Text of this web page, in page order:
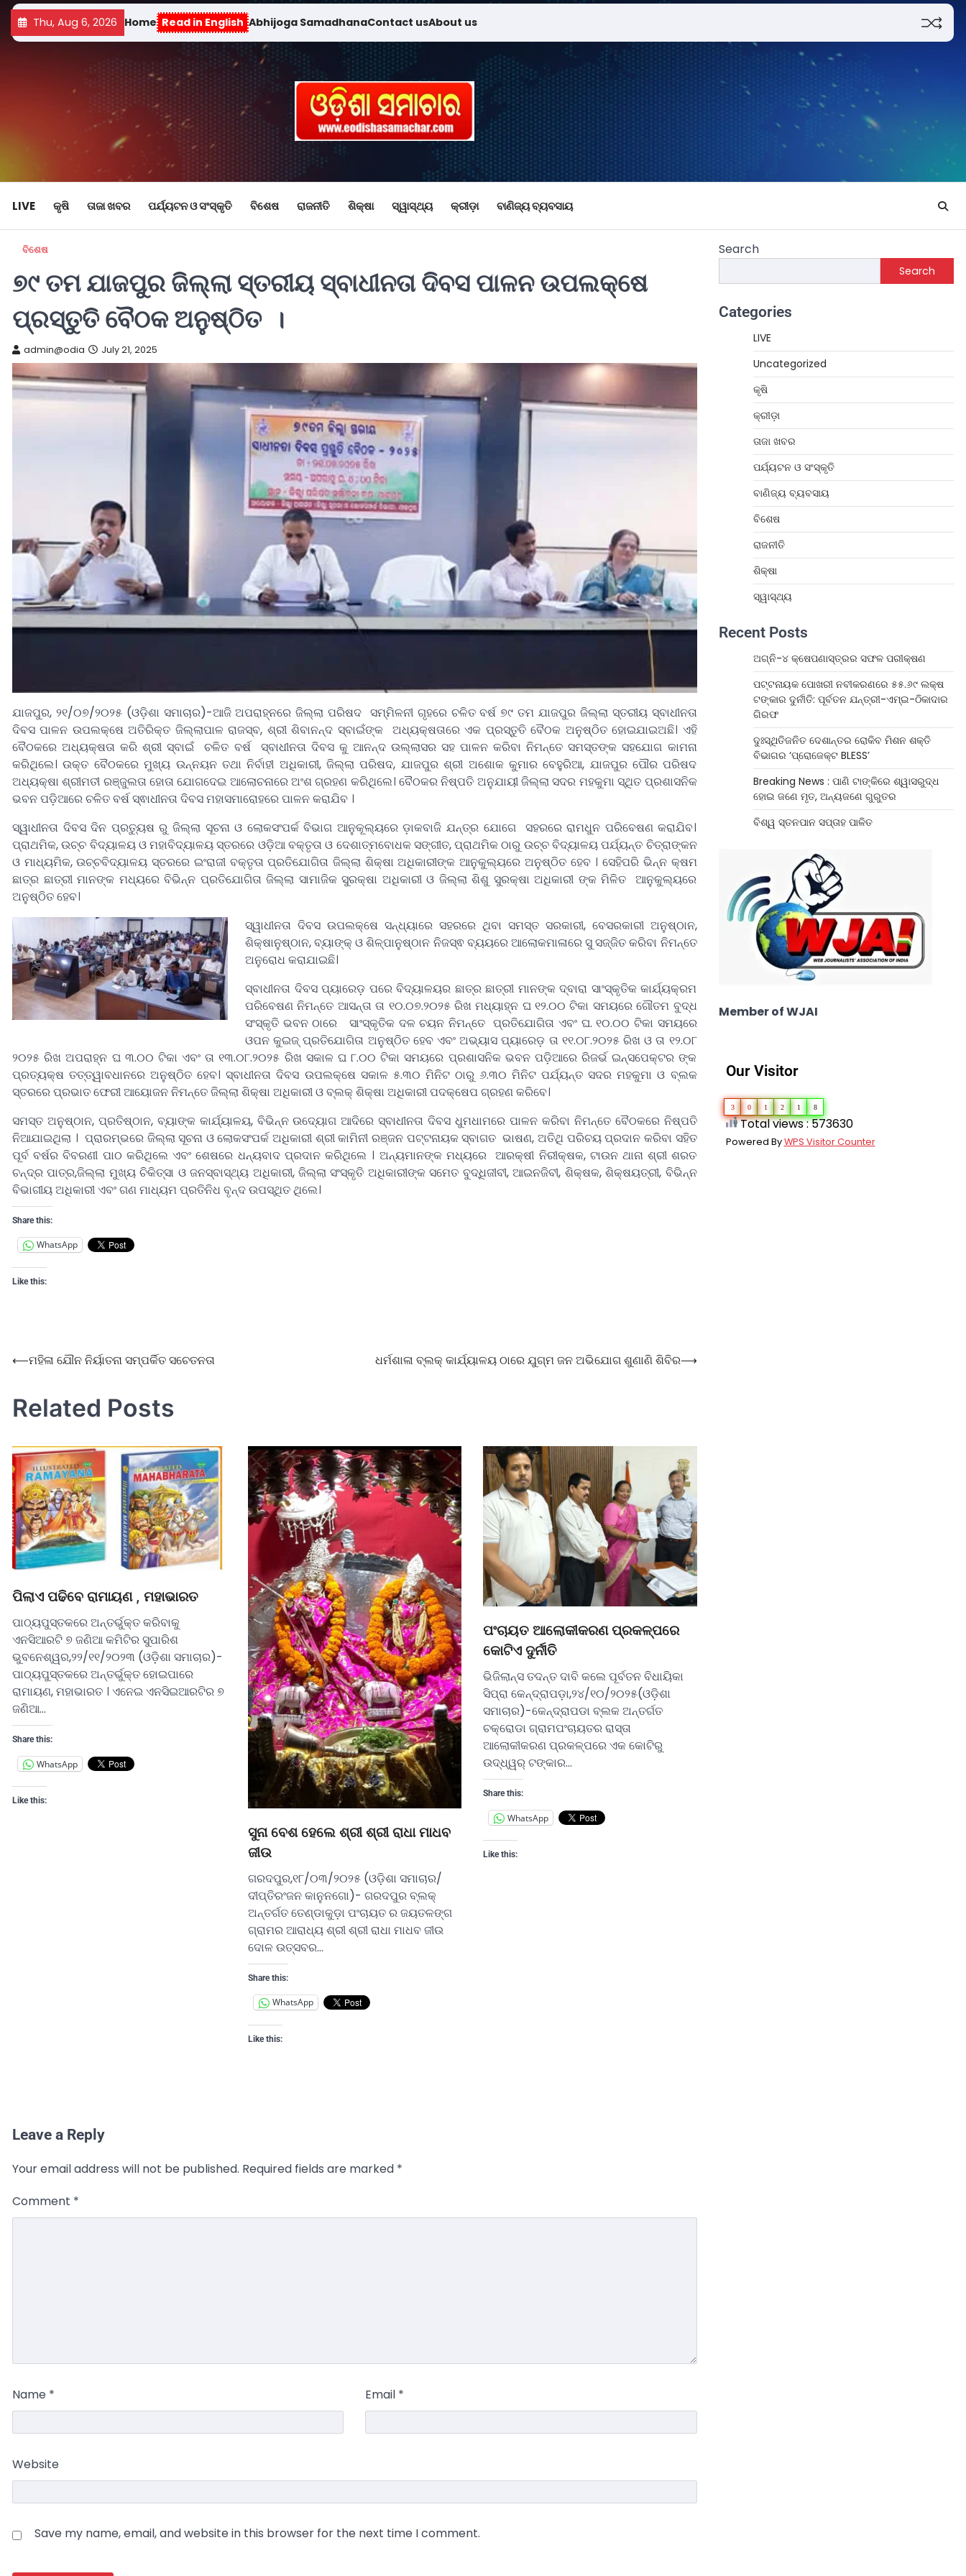
Thu, Aug 6, 2026 Home Read in English Abhijoga SamadhanaContact usAbout us
LIVE କୃଷି ତାଜା ଖବର ପର୍ଯ୍ୟଟନ ଓ ସଂସ୍କୃତି ବିଶେଷ ରାଜନୀତି ଶିକ୍ଷା ସ୍ୱାସ୍ଥ୍ୟ କ୍ରୀଡ଼ା ବାଣିଜ୍ୟ ବ୍ୟବସାୟ
ବିଶେଷ
୭୯ ତମ ଯାଜପୁର ଜିଲ୍ଲା ସ୍ତରୀୟ ସ୍ବାଧୀନତା ଦିବସ ପାଳନ ଉପଲକ୍ଷେ
ପ୍ରସ୍ତୁତି ବୈଠକ ଅନୁଷ୍ଠିତ ।
admin@odia July 21, 2025
ଯାଜପୁର, ୨୧/୦୭/୨୦୨୫ (ଓଡ଼ିଶା ସମାଚାର)-ଆଜି ଅପରାହ୍ନରେ ଜିଲ୍ଲା ପରିଷଦ ସମ୍ମିଳନୀ ଗୃହରେ ଚଳିତ ବର୍ଷ ୭୯ ତମ ଯାଜପୁର ଜିଲ୍ଲା ସ୍ତରୀୟ ସ୍ବାଧୀନତା
ଦିବସ ପାଳନ ଉପଲକ୍ଷେ ଅତିରିକ୍ତ ଜିଲ୍ଲାପାଳ ରାଜସ୍ବ, ଶ୍ରୀ ଶିବାନନ୍ଦ ସ୍ବାଇଁଙ୍କ ଅଧ୍ୟକ୍ଷତାରେ ଏକ ପ୍ରସ୍ତୁତି ବୈଠକ ଅନୁଷ୍ଠିତ ହୋଇଯାଇଅଛି। ଏହି
ବୈଠକରେ ଅଧ୍ୟକ୍ଷତା କରି ଶ୍ରୀ ସ୍ବାଇଁ ଚଳିତ ବର୍ଷ ସ୍ବାଧୀନତା ଦିବସ କୁ ଆନନ୍ଦ ଉଲ୍ଲାସର ସହ ପାଳନ କରିବା ନିମନ୍ତେ ସମସ୍ତଙ୍କ ସହଯୋଗ କାମନା
କରିଥିଲେ। ଉକ୍ତ ବୈଠକରେ ମୁଖ୍ୟ ଉନ୍ନୟନ ତଥା ନିର୍ବାହୀ ଅଧିକାରୀ, ଜିଲ୍ଲା ପରିଷଦ, ଯାଜପୁର ଶ୍ରୀ ଅଶୋକ କୁମାର ବେହୁରିଆ, ଯାଜପୁର ପୌର ପରିଷଦ
ଅଧ୍ୟକ୍ଷା ଶ୍ରୀମତୀ ରଞ୍ଜୁଲତା ହୋତା ଯୋଗଦେଇ ଆଲୋଚନାରେ ଅଂଶ ଗ୍ରହଣ କରିଥିଲେ। ବୈଠକର ନିଷ୍ପତି ଅନୁଯାୟୀ ଜିଲ୍ଲା ସଦର ମହକୁମା ସ୍ଥିତ ପ୍ରଶାସନିକ
ଭବନ ପଡ଼ିଆରେ ଚଳିତ ବର୍ଷ ସ୍ଵାଧୀନତା ଦିବସ ମହାସମାରୋହରେ ପାଳନ କରାଯିବ ।
ସ୍ୱାଧୀନତା ଦିବସ ଦିନ ପ୍ରତ୍ୟୁଷ ରୁ ଜିଲ୍ଲା ସୂଚନା ଓ ଲୋକସଂପର୍କ ବିଭାଗ ଆନୁକୂଲ୍ୟରେ ଡ଼ାକବାଜି ଯନ୍ତ୍ର ଯୋଗେ ସହରରେ ରାମଧୁନ ପରିବେଷଣ କରାଯିବ।
ପ୍ରାଥମିକ, ଉଚ୍ଚ ବିଦ୍ୟାଳୟ ଓ ମହାବିଦ୍ୟାଳୟ ସ୍ତରରେ ଓଡ଼ିଆ ବକ୍ତୃତା ଓ ଦେଶାତ୍ମବୋଧକ ସଙ୍ଗୀତ, ପ୍ରାଥମିକ ଠାରୁ ଉଚ୍ଚ ବିଦ୍ୟାଳୟ ପର୍ଯ୍ୟନ୍ତ ଚିତ୍ରାଙ୍କନ
ଓ ମାଧ୍ୟମିକ, ଉଚ୍ଚବିଦ୍ୟାଳୟ ସ୍ତରରେ ଇଂରାଜୀ ବକ୍ତୃତା ପ୍ରତିଯୋଗିତା ଜିଲ୍ଲା ଶିକ୍ଷା ଅଧିକାରୀଙ୍କ ଆନୁକୁଲ୍ୟରେ ଅନୁଷ୍ଠିତ ହେବ । ସେହିପରି ଭିନ୍ନ କ୍ଷମ
ଛାତ୍ର ଛାତ୍ରୀ ମାନଙ୍କ ମଧ୍ୟରେ ବିଭିନ୍ନ ପ୍ରତିଯୋଗିତା ଜିଲ୍ଲା ସାମାଜିକ ସୁରକ୍ଷା ଅଧିକାରୀ ଓ ଜିଲ୍ଲା ଶିଶୁ ସୁରକ୍ଷା ଅଧିକାରୀ ଙ୍କ ମିଳିତ ଆନୁକୁଲ୍ୟରେ
ଅନୁଷ୍ଠିତ ହେବ।
ସ୍ୱାଧୀନତା ଦିବସ ଉପଲକ୍ଷେ ସନ୍ଧ୍ୟାରେ ସହରରେ ଥିବା ସମସ୍ତ ସରକାରୀ, ବେସରକାରୀ ଅନୁଷ୍ଠାନ,
ଶିକ୍ଷାନୁଷ୍ଠାନ, ବ୍ୟାଙ୍କ୍ ଓ ଶିଳ୍ପାନୁଷ୍ଠାନ ନିଜସ୍ଵ ବ୍ୟୟରେ ଆଲୋକମାଳାରେ ସୁ ସଜ୍ଜିତ କରିବା ନିମନ୍ତେ
ଅନୁରୋଧ କରାଯାଇଛି।
ସ୍ବାଧୀନତା ଦିବସ ପ୍ୟାରେଡ଼ ପରେ ବିଦ୍ୟାଳୟର ଛାତ୍ର ଛାତ୍ରୀ ମାନଙ୍କ ଦ୍ବାରା ସାଂସ୍କୃତିକ କାର୍ଯ୍ୟକ୍ରମ
ପରିବେଷଣ ନିମନ୍ତେ ଆସନ୍ତା ତା ୧୦.୦୭.୨୦୨୫ ରିଖ ମଧ୍ୟାହ୍ନ ଘ ୧୨.୦୦ ଟିକା ସମୟରେ ଗୌତମ ବୁଦ୍ଧ
ସଂସ୍କୃତି ଭବନ ଠାରେ ସାଂସ୍କୃତିକ ଦଳ ଚୟନ ନିମନ୍ତେ ପ୍ରତିଯୋଗିତା ଏବଂ ଘ. ୧୦.୦୦ ଟିକା ସମୟରେ
ଓପନ କୁଇଜ୍ ପ୍ରତିଯୋଗିତା ଅନୁଷ୍ଠିତ ହେବ ଏବଂ ଅଭ୍ୟାସ ପ୍ୟାରେଡ଼ ତା ୧୧.୦୮.୨୦୨୫ ରିଖ ଓ ତା ୧୨.୦୮
୨୦୨୫ ରିଖ ଅପରାହ୍ନ ଘ ୩.୦୦ ଟିକା ଏବଂ ତା ୧୩.୦୮.୨୦୨୫ ରିଖ ସକାଳ ଘ ୮.୦୦ ଟିକା ସମୟରେ ପ୍ରଶାସନିକ ଭବନ ପଡ଼ିଆରେ ରିଜର୍ଭ ଇନ୍ସପେକ୍ଟର ଙ୍କ
ପ୍ରତ୍ୟକ୍ଷ ତତ୍ତ୍ୱାବଧାନରେ ଅନୁଷ୍ଠିତ ହେବ। ସ୍ବାଧୀନତା ଦିବସ ଉପଲକ୍ଷେ ସକାଳ ୫.୩୦ ମିନିଟ ଠାରୁ ୬.୩୦ ମିନିଟ ପର୍ଯ୍ୟନ୍ତ ସଦର ମହକୁମା ଓ ବ୍ଲକ
ସ୍ତରରେ ପ୍ରଭାତ ଫେରୀ ଆୟୋଜନ ନିମନ୍ତେ ଜିଲ୍ଲା ଶିକ୍ଷା ଅଧିକାରୀ ଓ ବ୍ଲକ୍ ଶିକ୍ଷା ଅଧିକାରୀ ପଦକ୍ଷେପ ଗ୍ରହଣ କରିବେ।
ସମସ୍ତ ଅନୁଷ୍ଠାନ, ପ୍ରତିଷ୍ଠାନ, ବ୍ୟାଙ୍କ କାର୍ଯ୍ୟାଳୟ, ବିଭିନ୍ନ ଉଦ୍ୟୋଗ ଆଦିରେ ସ୍ବାଧୀନତା ଦିବସ ଧୁମଧାମରେ ପାଳନ କରିବା ନିମନ୍ତେ ବୈଠକରେ ନିଷ୍ପତି
ନିଆଯାଇଥିଲା । ପ୍ରାରମ୍ଭରେ ଜିଲ୍ଲା ସୂଚନା ଓ ଲୋକସଂପର୍କ ଅଧିକାରୀ ଶ୍ରୀ କାମିନୀ ରଞ୍ଜନ ପଟ୍ଟନାୟକ ସ୍ବାଗତ ଭାଷଣ, ଅତିଥି ପରିଚୟ ପ୍ରଦାନ କରିବା ସହିତ
ପୂର୍ବ ବର୍ଷର ବିବରଣୀ ପାଠ କରିଥିଲେ ଏବଂ ଶେଷରେ ଧନ୍ୟବାଦ ପ୍ରଦାନ କରିଥିଲେ । ଅନ୍ୟମାନଙ୍କ ମଧ୍ୟରେ ଆରକ୍ଷୀ ନିରୀକ୍ଷକ, ଟାଉନ ଥାନା ଶ୍ରୀ ଶରତ
ଚନ୍ଦ୍ର ପାତ୍ର,ଜିଲ୍ଲା ମୁଖ୍ୟ ଚିକିତ୍ସା ଓ ଜନସ୍ବାସ୍ଥ୍ୟ ଅଧିକାରୀ, ଜିଲ୍ଲା ସଂସ୍କୃତି ଅଧିକାରୀଙ୍କ ସମେତ ବୁଦ୍ଧିଜୀବୀ, ଆଇନଜିବୀ, ଶିକ୍ଷକ, ଶିକ୍ଷୟତ୍ରୀ, ବିଭିନ୍ନ
ବିଭାଗୀୟ ଅଧିକାରୀ ଏବଂ ଗଣ ମାଧ୍ୟମ ପ୍ରତିନିଧ ବୃନ୍ଦ ଉପସ୍ଥିତ ଥିଲେ।
Share this:
WhatsApp
Like this:
⟵ମହିଳା ଯୌନ ନିର୍ୟାତନା ସମ୍ପର୍କିତ ସଚେତନତା ଧର୍ମଶାଳା ବ୍ଲକ୍ କାର୍ଯ୍ୟାଳୟ ଠାରେ ଯୁଗ୍ମ ଜନ ଅଭିଯୋଗ ଶୁଣାଣି ଶିବିର⟶
Related Posts
ପିଲାଏ ପଢିବେ ରାମାୟଣ , ମହାଭାରତ
ପାଠ୍ୟପୁସ୍ତକରେ ଅନ୍ତର୍ଭୁକ୍ତ କରିବାକୁ
ଏନସିଆରଟି ୭ ଜଣିଆ କମିଟିର ସୁପାରିଶ
ଭୁବନେଶ୍ୱର,୨୨/୧୧/୨୦୨୩ (ଓଡ଼ିଶା ସମାଚାର)-
ପାଠ୍ୟପୁସ୍ତକରେ ଅନ୍ତର୍ଭୁକ୍ତ ହୋଇପାରେ
ରାମାୟଣ, ମହାଭାରତ । ଏନେଇ ଏନସିଇଆରଟିର ୭
ଜଣିଆ…
Share this:
WhatsApp
Like this:
ସୁନା ବେଶ ହେଲେ ଶ୍ରୀ ଶ୍ରୀ ରାଧା ମାଧବ
ଜୀଉ
ଗରଦପୁର,୧୮/୦୩/୨୦୨୫ (ଓଡ଼ିଶା ସମାଚାର/
ଦୀପ୍ତିରଂଜନ କାନୁନଗୋ)- ଗରଦପୁର ବ୍ଲକ୍
ଅନ୍ତର୍ଗତ ତେଣ୍ଡାକୁଡ଼ା ପଂଚାୟତ ର ଜୟତଳଙ୍ଗ
ଗ୍ରାମର ଆରାଧ୍ୟ ଶ୍ରୀ ଶ୍ରୀ ରାଧା ମାଧବ ଜୀଉ
ଦୋଳ ଉତ୍ସବର…
Share this:
WhatsApp
Like this:
ପଂଚାୟତ ଆଲୋକୀକରଣ ପ୍ରକଳ୍ପରେ
କୋଟିଏ ଦୁର୍ନୀତି
ଭିଜିଲାନ୍ସ ତଦନ୍ତ ଦାବି କଲେ ପୂର୍ବତନ ବିଧାୟିକା
ସିପ୍ରା କେନ୍ଦ୍ରାପଡ଼ା,୨୪/୧୦/୨୦୨୫(ଓଡ଼ିଶା
ସମାଚାର)-କେନ୍ଦ୍ରାପଡା ବ୍ଲକ ଅନ୍ତର୍ଗତ
ଚକ୍ରୋଡା ଗ୍ରାମପଂଚାୟତର ରାସ୍ତା
ଆଲୋକୀକରଣ ପ୍ରକଳ୍ପରେ ଏକ କୋଟିରୁ
ଉଦ୍ଧ୍ୱର୍ ଟଙ୍କାର…
Share this:
WhatsApp
Like this:
Leave a Reply
Your email address will not be published. Required fields are marked *
Comment *
Name * Email *
Website
Save my name, email, and website in this browser for the next time I comment.
Search
Search
Categories
LIVE
Uncategorized
କୃଷି
କ୍ରୀଡ଼ା
ତାଜା ଖବର
ପର୍ଯ୍ୟଟନ ଓ ସଂସ୍କୃତି
ବାଣିଜ୍ୟ ବ୍ୟବସାୟ
ବିଶେଷ
ରାଜନୀତି
ଶିକ୍ଷା
ସ୍ୱାସ୍ଥ୍ୟ
Recent Posts
ଅଗ୍ନି-୪ କ୍ଷେପଣାସ୍ତ୍ରର ସଫଳ ପରୀକ୍ଷଣ
ପଟ୍ଟନାୟକ ପୋଖରୀ ନବୀକରଣରେ ୫୫.୬୯ ଲକ୍ଷ
ଟଙ୍କାର ଦୁର୍ନୀତି: ପୂର୍ବତନ ଯନ୍ତ୍ରୀ-ଏମ୍‌ଇ-ଠିକାଦାର
ଗିରଫ
ଦୁଃସ୍ଥିତିଜନିତ ଦେଶାନ୍ତର ରୋକିବ ମିଶନ ଶକ୍ତି
ବିଭାଗର ‘ପ୍ରୋଜେକ୍ଟ BLESS’
Breaking News : ପାଣି ଟାଙ୍କିରେ ଶ୍ୱାସରୁଦ୍ଧ
ହୋଇ ଜଣେ ମୃତ, ଅନ୍ୟଜଣେ ଗୁରୁତର
ବିଶ୍ୱ ସ୍ତନପାନ ସପ୍ତାହ ପାଳିତ
Member of WJAI
Our Visitor
3 0 1 2 1 8
Total views : 573630
Powered ByWPS Visitor Counter